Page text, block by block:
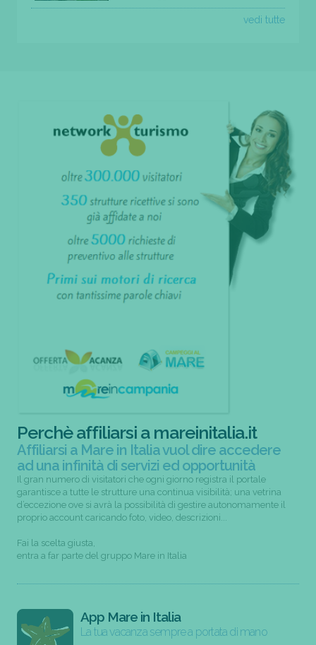
vedi tutte
Perchè affiliarsi a mareinitalia.it
Affiliarsi a Mare in Italia vuol dire accedere
ad una infinità di servizi ed opportunità
Il gran numero di visitatori che ogni giorno registra il portale
garantisce a tutte le strutture una continua visibilità; una vetrina
d’eccezione ove si avrà la possibilità di gestire autonomamente il
proprio account caricando foto, video, descrizioni...
Fai la scelta giusta,
entra a far parte del gruppo Mare in Italia
App Mare in Italia
La tua vacanza sempre a portata di mano